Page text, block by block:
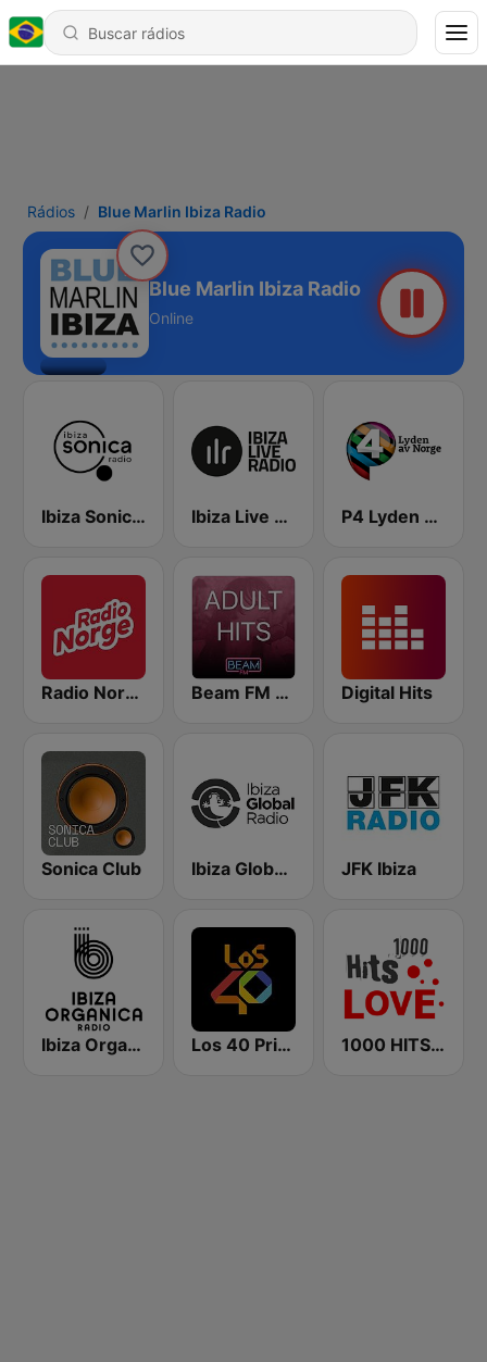
Rádios Blue Marlin Ibiza Radio
Blue Marlin Ibiza Radio
Online
Ibiza Sonica Radio Ibiza Live Radio P4 Lyden av Norge
Radio Norge Beam FM - Adult Hits Digital Hits
Sonica Club Ibiza Global Radio JFK Ibiza
Ibiza Organica Radio Los 40 Principales 1000 HITS Love